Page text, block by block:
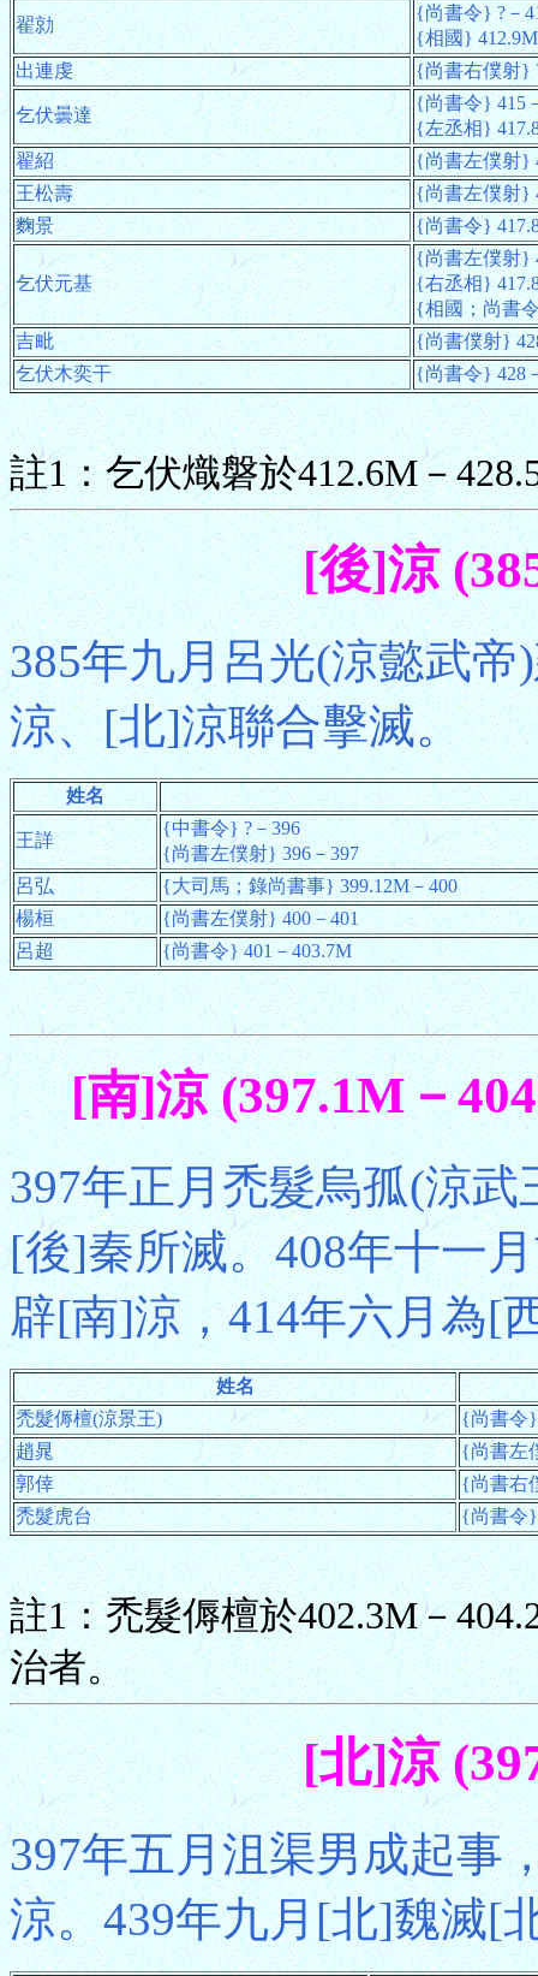
翟勍
{尚書令} ?－
{相國}
出連虔
{尚書右僕射}
乞伏曇達
{尚書令} 415
{左丞相}
翟紹
{尚書左僕射}
王松壽
{尚書左僕射}
麴景
{尚書令}
乞伏元基
{尚書左僕射}
{右丞相}
{相國；尚書
吉毗
{尚書僕射}
乞伏木奕干
{尚書令} 428
註1：乞伏熾磐於412.6M－
[後]涼
385年九月呂光(涼懿武
涼、[北]涼聯合擊滅。
姓名
王詳
{中書令} ?－396
{尚書左僕射} 396－397
呂弘
{大司馬；錄尚書事} 399.12M－400
楊桓
{尚書左僕射} 400－401
呂超
{尚書令} 401－403.7M
[南]涼 (397.1M－
397年正月禿髮烏孤(涼
[後]秦所滅。408年十一
辟[南]涼，414年六月為[
姓名
禿髮傉檀(涼景王)
{尚書令}
趙晁
{尚書左
郭倖
{尚書右
禿髮虎台
{尚書令}
註1：禿髮傉檀於402.3M－
治者。
[北]涼
397年五月沮渠男成起事
涼。439年九月[北]魏滅[